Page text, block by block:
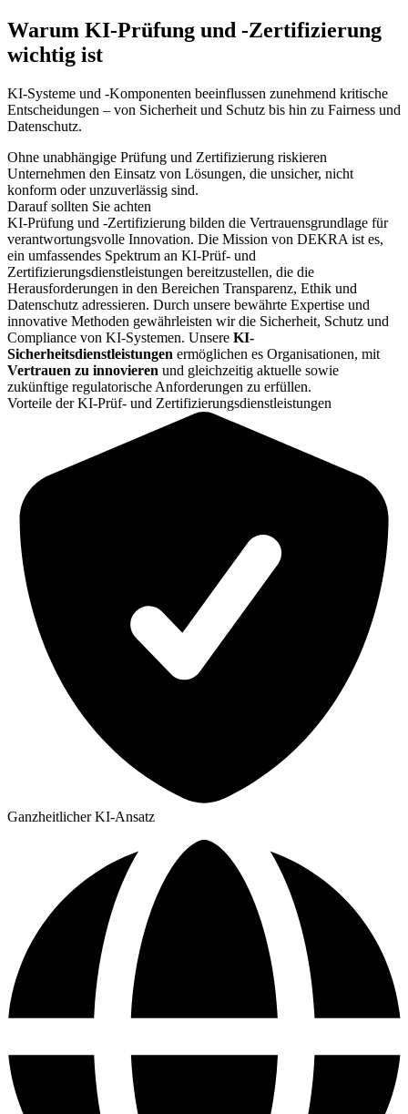
Warum KI-Prüfung und -Zertifizierung
wichtig ist
KI-Systeme und -Komponenten beeinflussen zunehmend kritische
Entscheidungen – von Sicherheit und Schutz bis hin zu Fairness und
Datenschutz.
Ohne unabhängige Prüfung und Zertifizierung riskieren
Unternehmen den Einsatz von Lösungen, die unsicher, nicht
konform oder unzuverlässig sind.
Darauf sollten Sie achten
KI-Prüfung und -Zertifizierung bilden die Vertrauensgrundlage für
verantwortungsvolle Innovation. Die Mission von DEKRA ist es,
ein umfassendes Spektrum an KI-Prüf- und
Zertifizierungsdienstleistungen bereitzustellen, die die
Herausforderungen in den Bereichen Transparenz, Ethik und
Datenschutz adressieren. Durch unsere bewährte Expertise und
innovative Methoden gewährleisten wir die Sicherheit, Schutz und
Compliance von KI-Systemen. Unsere KI-
Sicherheitsdienstleistungen ermöglichen es Organisationen, mit
Vertrauen zu innovieren und gleichzeitig aktuelle sowie
zukünftige regulatorische Anforderungen zu erfüllen.
Vorteile der KI-Prüf- und Zertifizierungsdienstleistungen
Ganzheitlicher KI-Ansatz